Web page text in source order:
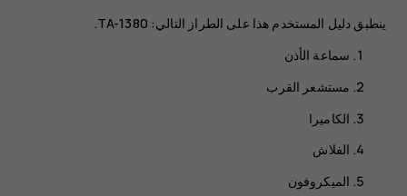
ينطبق دليل المستخدم هذا على الطراز التالي: TA-1380.
سماعة الأذن
مستشعر القرب
الكاميرا
الفلاش
الميكروفون